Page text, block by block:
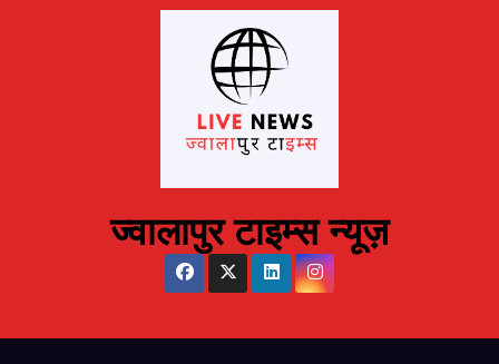
ज्वालापुर टाइम्स न्यूज़